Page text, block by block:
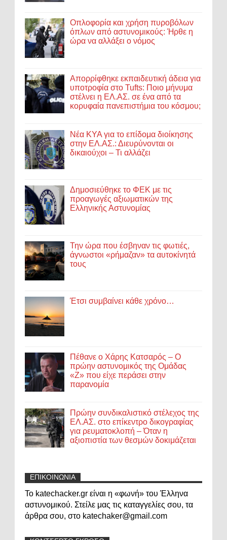
Οπλοφορία και χρήση πυροβόλων
όπλων από αστυνομικούς: Ήρθε η
ώρα να αλλάξει ο νόμος
Απορρίφθηκε εκπαιδευτική άδεια για
υποτροφία στο Tufts: Ποιο μήνυμα
στέλνει η ΕΛ.ΑΣ. σε ένα από τα
κορυφαία πανεπιστήμια του κόσμου;
Νέα ΚΥΑ για το επίδομα διοίκησης
στην ΕΛ.ΑΣ.: Διευρύνονται οι
δικαιούχοι – Τι αλλάζει
Δημοσιεύθηκε το ΦΕΚ με τις
προαγωγές αξιωματικών της
Ελληνικής Αστυνομίας
Την ώρα που έσβηναν τις φωτιές,
άγνωστοι «ρήμαζαν» τα αυτοκίνητά
τους
Έτσι συμβαίνει κάθε χρόνο…
Πέθανε ο Χάρης Κατσαρός – Ο
πρώην αστυνομικός της Ομάδας
«Ζ» που είχε περάσει στην
παρανομία
Πρώην συνδικαλιστικό στέλεχος της
ΕΛ.ΑΣ. στο επίκεντρο δικογραφίας
για ρευματοκλοπή – Όταν η
αξιοπιστία των θεσμών δοκιμάζεται
ΕΠΙΚΟΙΝΩΝΙΑ
Το katechacker.gr είναι η «φωνή» του Έλληνα
αστυνομικού. Στείλε μας τις καταγγελίες σου, τα
άρθρα σου, στο katechaker@gmail.com